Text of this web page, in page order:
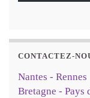
CONTACTEZ-
Nantes - Rennes
Bretagne - Pays